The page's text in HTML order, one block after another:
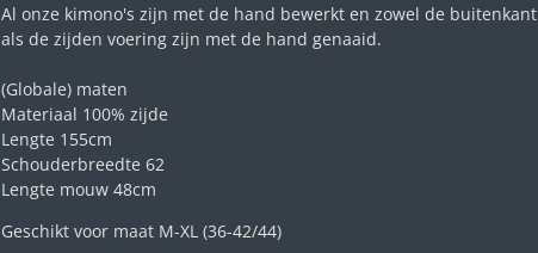
Al onze kimono's zijn met de hand bewerkt en zowel de buitenkant
als de zijden voering zijn met de hand genaaid.
(Globale) maten
Materiaal 100% zijde
Lengte 155cm
Schouderbreedte 62
Lengte mouw 48cm
Geschikt voor maat M-XL (36-42/44)